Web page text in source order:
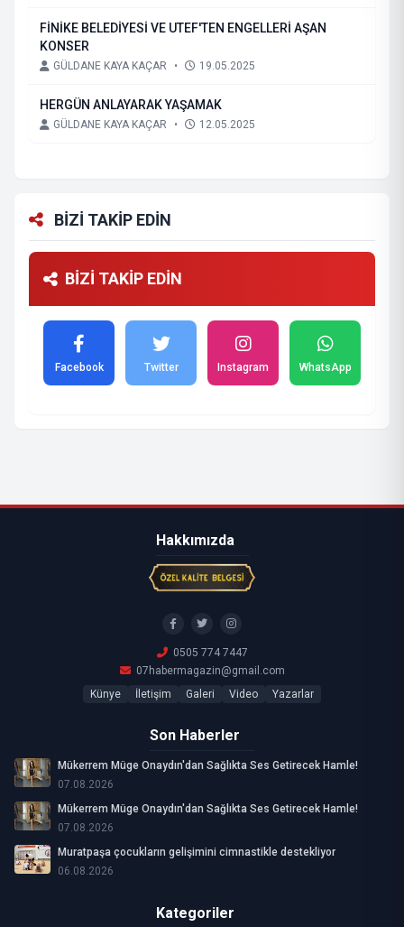
FİNİKE BELEDİYESİ VE UTEF'TEN ENGELLERİ AŞAN
KONSER
GÜLDANE KAYA KAÇAR • 19.05.2025
HERGÜN ANLAYARAK YAŞAMAK
GÜLDANE KAYA KAÇAR • 12.05.2025
BİZİ TAKİP EDİN
BİZİ TAKİP EDİN
Facebook Twitter Instagram WhatsApp
Hakkımızda
0505 774 7447
07habermagazin@gmail.com
Künye
İletişim Galeri Video Yazarlar
Son Haberler
Mükerrem Müge Onaydın'dan Sağlıkta Ses Getirecek Hamle!
07.08.2026
Mükerrem Müge Onaydın'dan Sağlıkta Ses Getirecek Hamle!
07.08.2026
Muratpaşa çocukların gelişimini cimnastikle destekliyor
06.08.2026
Kategoriler